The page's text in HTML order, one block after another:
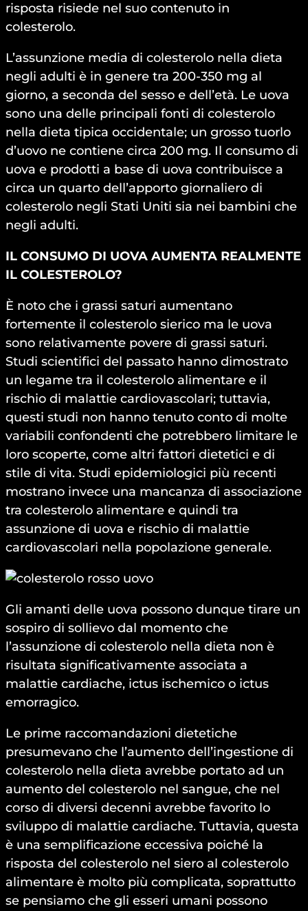
risposta risiede nel suo contenuto in
colesterolo.
L’assunzione media di colesterolo nella dieta
negli adulti è in genere tra 200-350 mg al
giorno, a seconda del sesso e dell’età. Le uova
sono una delle principali fonti di colesterolo
nella dieta tipica occidentale; un grosso tuorlo
d’uovo ne contiene circa 200 mg. Il consumo di
uova e prodotti a base di uova contribuisce a
circa un quarto dell’apporto giornaliero di
colesterolo negli Stati Uniti sia nei bambini che
negli adulti.
IL CONSUMO DI UOVA AUMENTA REALMENTE
IL COLESTEROLO?
È noto che i grassi saturi aumentano
fortemente il colesterolo sierico ma le uova
sono relativamente povere di grassi saturi.
Studi scientifici del passato hanno dimostrato
un legame tra il colesterolo alimentare e il
rischio di malattie cardiovascolari; tuttavia,
questi studi non hanno tenuto conto di molte
variabili confondenti che potrebbero limitare le
loro scoperte, come altri fattori dietetici e di
stile di vita. Studi epidemiologici più recenti
mostrano invece una mancanza di associazione
tra colesterolo alimentare e quindi tra
assunzione di uova e rischio di malattie
cardiovascolari nella popolazione generale.
Gli amanti delle uova possono dunque tirare un
sospiro di sollievo dal momento che
l’assunzione di colesterolo nella dieta non è
risultata significativamente associata a
malattie cardiache, ictus ischemico o ictus
emorragico.
Le prime raccomandazioni dietetiche
presumevano che l’aumento dell’ingestione di
colesterolo nella dieta avrebbe portato ad un
aumento del colesterolo nel sangue, che nel
corso di diversi decenni avrebbe favorito lo
sviluppo di malattie cardiache. Tuttavia, questa
è una semplificazione eccessiva poiché la
risposta del colesterolo nel siero al colesterolo
alimentare è molto più complicata, soprattutto
se pensiamo che gli esseri umani possono